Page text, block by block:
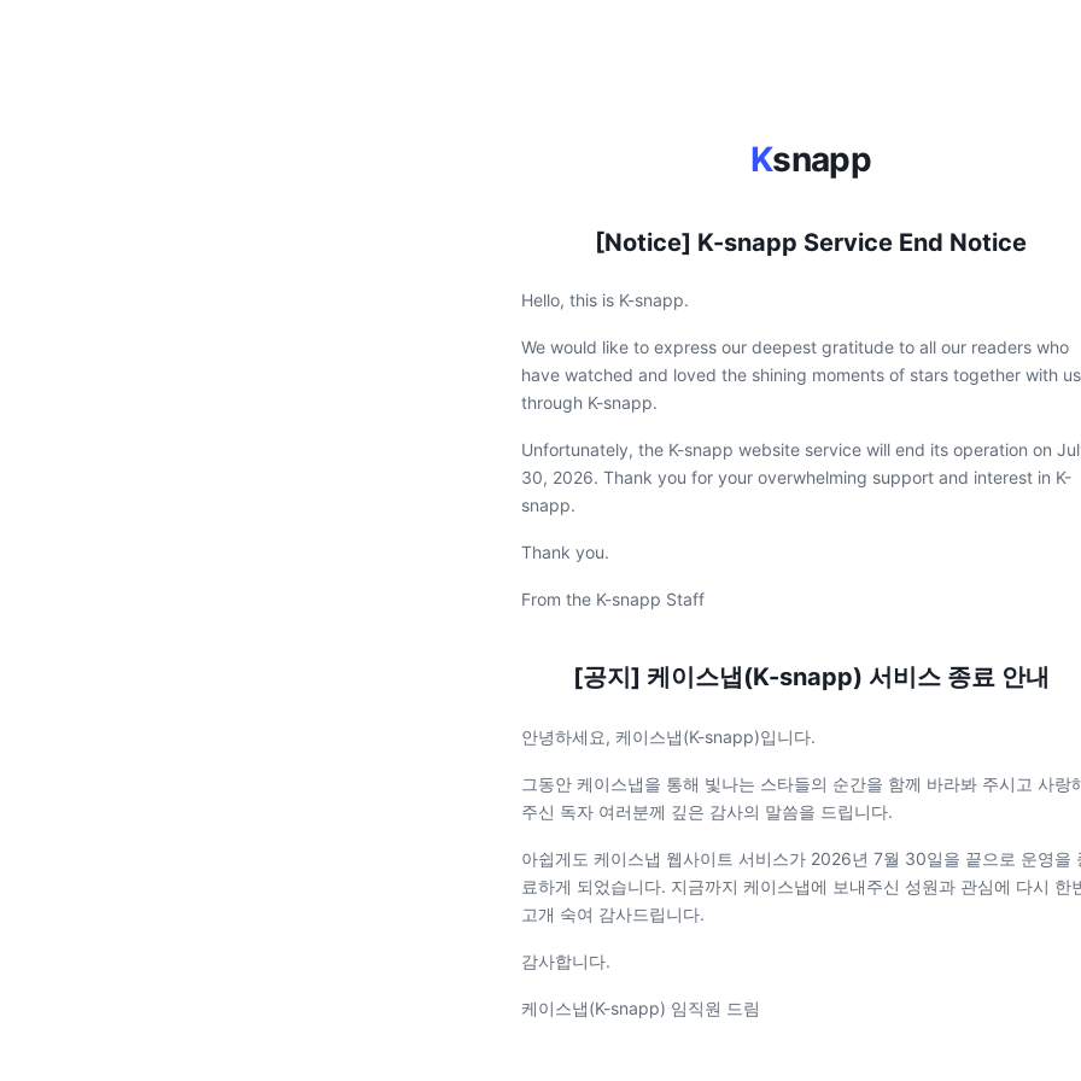
Ksnapp
[Notice] K-snapp Service End Notice
Hello, this is K-snapp.
We would like to express our deepest gratitude to all our readers who
have watched and loved the shining moments of stars together with us
through K-snapp.
Unfortunately, the K-snapp website service will end its operation on
30, 2026. Thank you for your overwhelming support and interest in K-
snapp.
Thank you.
From the K-snapp Staff
[공지] 케이스냅(K-snapp) 서비스 종료 안내
안녕하세요, 케이스냅(K-snapp)입니다.
그동안 케이스냅을 통해 빛나는 스타들의 순간을 함께 바라봐 주시고 사랑
주신 독자 여러분께 깊은 감사의 말씀을 드립니다.
아쉽게도 케이스냅 웹사이트 서비스가 2026년 7월 30일을 끝으로 운영을
료하게 되었습니다. 지금까지 케이스냅에 보내주신 성원과 관심에 다시 한
고개 숙여 감사드립니다.
감사합니다.
케이스냅(K-snapp) 임직원 드림